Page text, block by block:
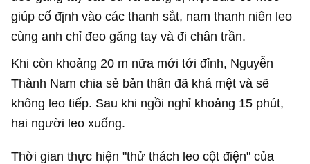
giúp cố định vào các thanh sắt, nam thanh niên leo
cùng anh chỉ đeo găng tay và đi chân trần.
Khi còn khoảng 20 m nữa mới tới đỉnh, Nguyễn
Thành Nam chia sẻ bản thân đã khá mệt và sẽ
không leo tiếp. Sau khi ngồi nghỉ khoảng 15 phút,
hai người leo xuống.
Thời gian thực hiện "thử thách leo cột điện" của